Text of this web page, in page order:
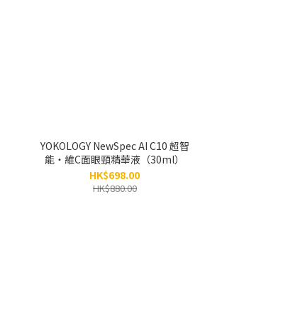
YOKOLOGY NewSpec AI C10 超智
能‧維C面眼頸精華液（30ml）
HK$698.00
HK$880.00